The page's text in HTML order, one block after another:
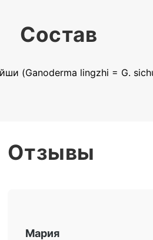
Состав
(Ganoderma lingzhi = G.
Отзывы
Мария